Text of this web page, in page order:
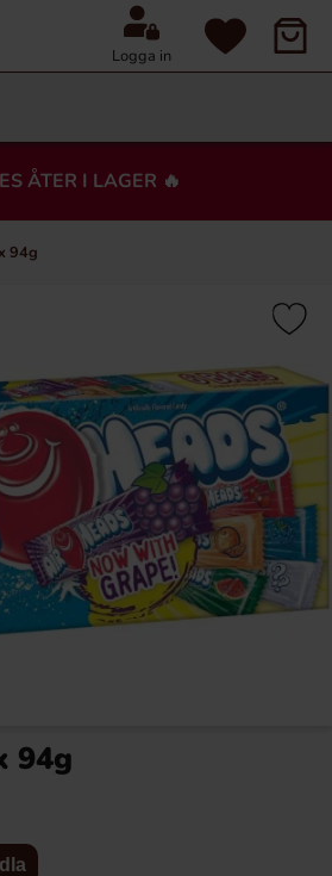
Logga in
ÅTER I LAGER 🔥
94g
94g